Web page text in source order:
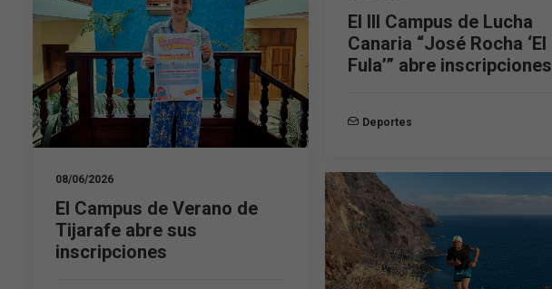
El III Campus de Lucha
Canaria “José Rocha ‘El
Fula’” abre inscripciones
Deportes
08/06/2026
El Campus de Verano de
Tijarafe abre sus
inscripciones